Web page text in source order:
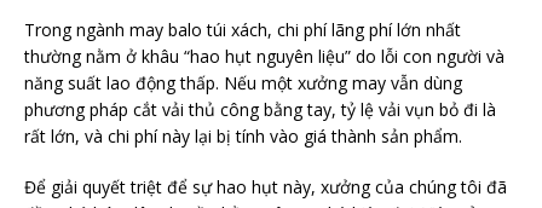
Trong ngành may balo túi xách, chi phí lãng phí lớn nhất
thường nằm ở khâu “hao hụt nguyên liệu” do lỗi con người và
năng suất lao động thấp. Nếu một xưởng may vẫn dùng
phương pháp cắt vải thủ công bằng tay, tỷ lệ vải vụn bỏ đi là
rất lớn, và chi phí này lại bị tính vào giá thành sản phẩm.
Để giải quyết triệt để sự hao hụt này, xưởng của chúng tôi đã